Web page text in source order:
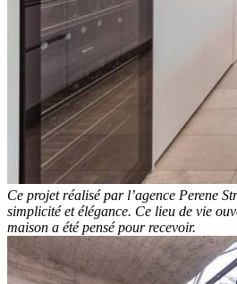
Ce projet réalisé par l’agence Perene
simplicité et élégance. Ce lieu de vie
maison a été pensé pour recevoir.